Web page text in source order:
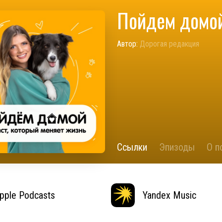
Пойдем
Автор: Дорогая редакция
Ссылки Эпизоды О
Podcasts Yandex Music